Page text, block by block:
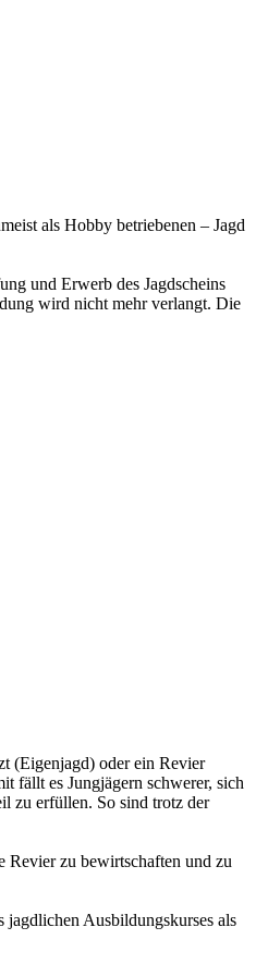
als Hobby betriebenen – Jagd
und Erwerb des Jagdscheins
wird nicht mehr verlangt. Die
(Eigenjagd) oder ein Revier
fällt es Jungjägern schwerer, sich
zu erfüllen. So sind trotz der
Revier zu bewirtschaften und zu
Ausbildungskurses als